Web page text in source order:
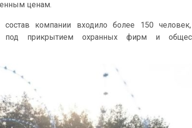
ценам.
компании входило более 150
под прикрытием охранных фирм и